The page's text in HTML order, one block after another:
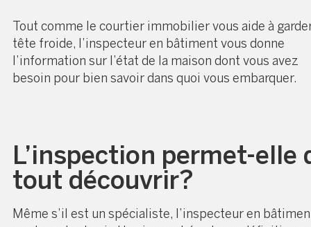
Tout comme le courtier immobiliervous aide à
tête froide, l’inspecteur en bâtiment vous donne
l’information sur l’état de la maison dont vous avez
besoin pour bien savoir dans quoi vous embarquer.
L’inspection permet-elle
tout découvrir?
Même s’il est un spécialiste, l’inspecteur en